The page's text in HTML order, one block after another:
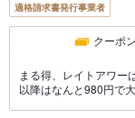
適格請求書発行事業者
クーポン
まる得、レイトアワー
以降はなんと980円で